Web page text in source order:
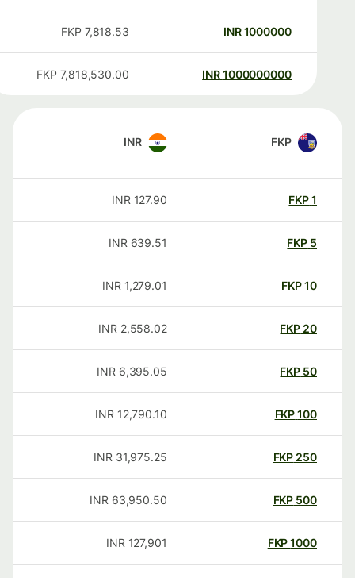
1000000
INR
7,818.53
FKP
1000000000
INR
7,818,530.00
FKP
FKP
INR
FKP
127.90
INR
FKP
639.51
INR
FKP
1,279.01
INR
20
FKP
2,558.02
INR
50
FKP
6,395.05
INR
100
FKP
12,790.10
INR
250
FKP
31,975.25
INR
500
FKP
63,950.50
INR
1000
FKP
127,901
INR